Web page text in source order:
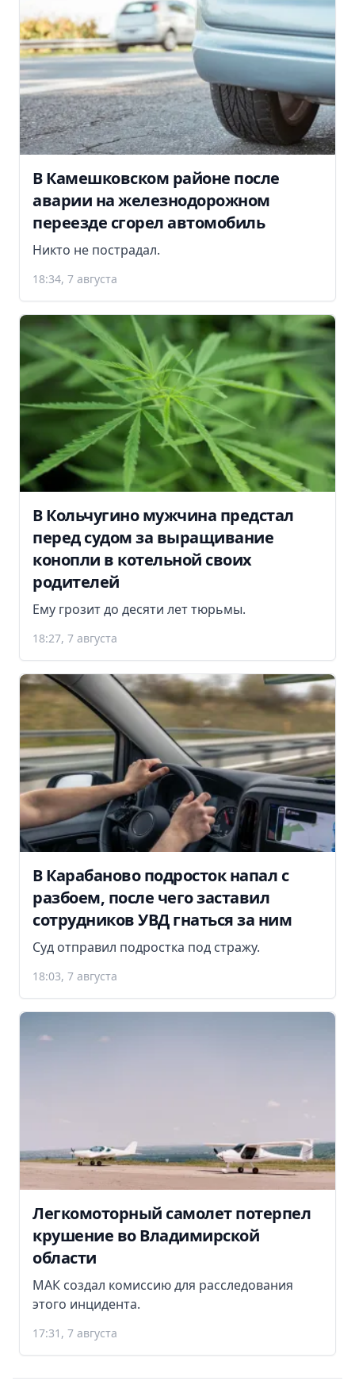
В Камешковском районе после
аварии на железнодорожном
переезде сгорел автомобиль
Никто не пострадал.
18:34, 7 августа
В Кольчугино мужчина предстал
перед судом за выращивание
конопли в котельной своих
родителей
Ему грозит до десяти лет тюрьмы.
18:27, 7 августа
В Карабаново подросток напал с
разбоем, после чего заставил
сотрудников УВД гнаться за ним
Суд отправил подростка под стражу.
18:03, 7 августа
Легкомоторный самолет потерпел
крушение во Владимирской
области
МАК создал комиссию для расследования
этого инцидента.
17:31, 7 августа